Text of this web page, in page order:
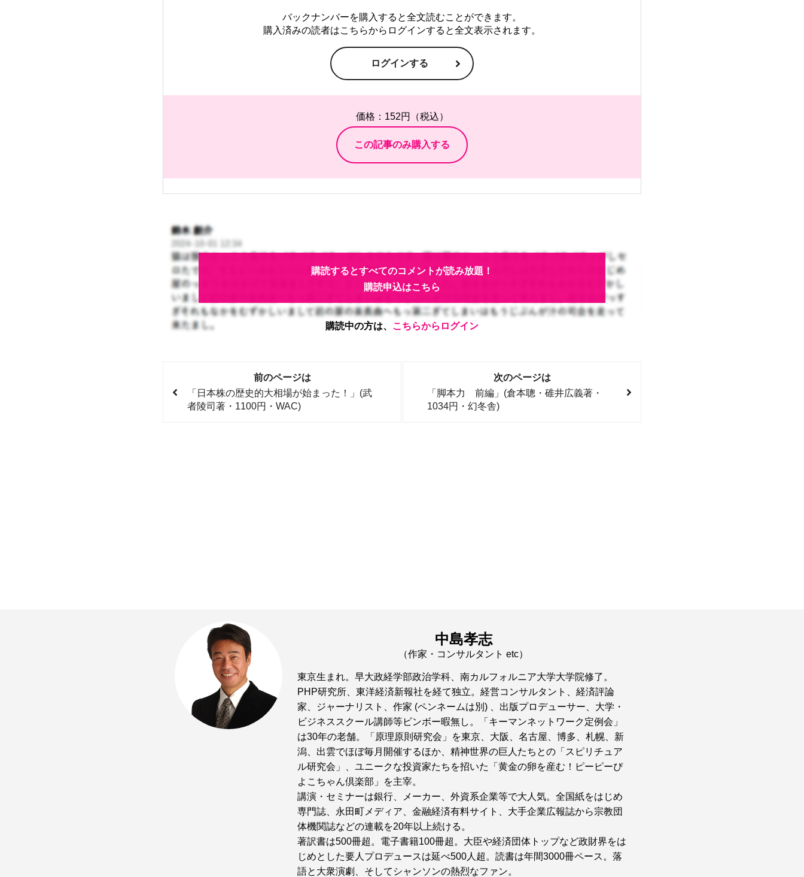
バックナンバーを購入すると全文読むことができます。
購入済みの読者はこちらからログインすると全文表示されます。
ログインする
価格：152円（税込）
購読するとすべてのコメントが読み放題！
購読申込はこちら
購読中の方は、 こちらからログイン
前のページは
「日本株の歴史的大相場が始まった！」(武
者陵司著・1100円・WAC)
次のページは
「脚本力 前編」(倉本聰・碓井広義著・
1034円・幻冬舎)
中島孝志
（作家・コンサルタント etc）
東京生まれ。早大政経学部政治学科、南カルフォルニア大学大学院修了。
PHP研究所、東洋経済新報社を経て独立。経営コンサルタント、経済評論
家、ジャーナリスト、作家 (ペンネームは別) 、出版プロデューサー、大学・
ビジネススクール講師等ビンボー暇無し。「キーマンネットワーク定例会」
は30年の老舗。「原理原則研究会」を東京、大阪、名古屋、博多、札幌、新
潟、出雲でほぼ毎月開催するほか、精神世界の巨人たちとの「スピリチュア
ル研究会」、ユニークな投資家たちを招いた「黄金の卵を産む！ピーピーぴ
よこちゃん倶楽部」を主宰。
講演・セミナーは銀行、メーカー、外資系企業等で大人気。全国紙をはじめ
専門誌、永田町メディア、金融経済有料サイト、大手企業広報誌から宗教団
体機関誌などの連載を20年以上続ける。
著訳書は500冊超。電子書籍100冊超。大臣や経済団体トップなど政財界をは
じめとした要人プロデュースは延べ500人超。読書は年間3000冊ペース。落
語と大衆演劇、そしてシャンソンの熱烈なファン。